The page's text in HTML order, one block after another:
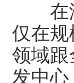
在滴
仅在
领域
发中